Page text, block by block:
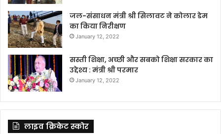
जल-संसाधन मंत्री श्री सिलावट ने कोलार डेम
का किया निरीक्षण
January 12, 2022
सस्ती शिक्षा, अच्छी और सबको शिक्षा सरकार का
उद्देश्य : मंत्री श्री परमार
January 12, 2022
लाइव क्रिकेट स्कोर